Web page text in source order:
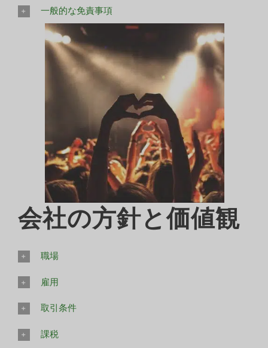
一般的な免責事項
会社の方針と価値観
職場
雇用
取引条件
課税